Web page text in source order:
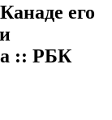
его
:: РБК